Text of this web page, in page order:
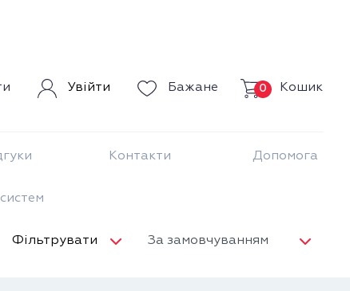
Увійти Бажане Кошик
0
Контакти Допомога
Фільтрувати